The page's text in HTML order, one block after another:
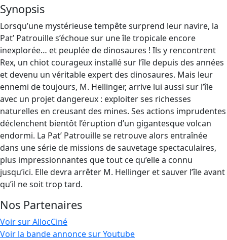
Synopsis
Lorsqu’une mystérieuse tempête surprend leur navire, la
Pat’ Patrouille s’échoue sur une île tropicale encore
inexplorée… et peuplée de dinosaures ! Ils y rencontrent
Rex, un chiot courageux installé sur l’île depuis des années
et devenu un véritable expert des dinosaures. Mais leur
ennemi de toujours, M. Hellinger, arrive lui aussi sur l’île
avec un projet dangereux : exploiter ses richesses
naturelles en creusant des mines. Ses actions imprudentes
déclenchent bientôt l’éruption d’un gigantesque volcan
endormi. La Pat’ Patrouille se retrouve alors entraînée
dans une série de missions de sauvetage spectaculaires,
plus impressionnantes que tout ce qu’elle a connu
jusqu’ici. Elle devra arrêter M. Hellinger et sauver l’île avant
qu’il ne soit trop tard.
Nos Partenaires
Voir sur AllocCiné
Voir la bande annonce sur Youtube